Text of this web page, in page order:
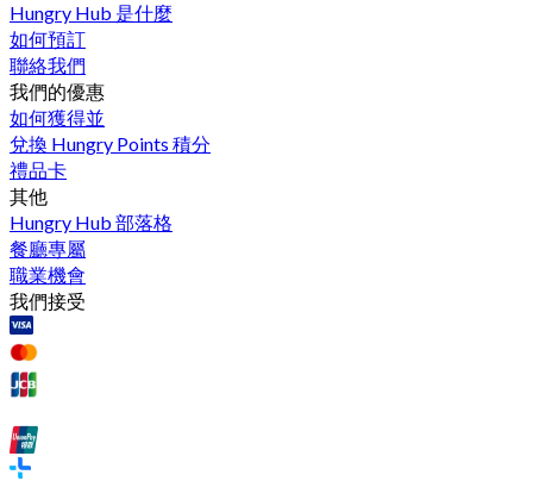
Hungry Hub 是什麼
如何預訂
聯絡我們
我們的優惠
如何獲得並
兌換 Hungry Points 積分
禮品卡
其他
Hungry Hub 部落格
餐廳專屬
職業機會
我們接受